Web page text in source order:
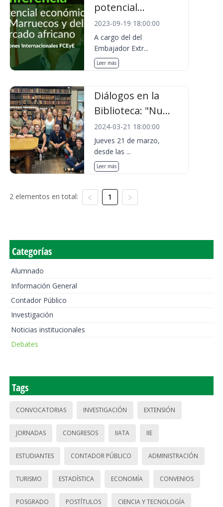
potencial...
2023-09-19 18:00:00
A cargo del del
Embajador Extr...
Leer más
Diálogos en la
Biblioteca: "Nu...
2024-03-21 18:00:00
Jueves 21 de marzo,
desde las ...
Leer más
2 elementos en total: 1
Categorías
Alumnado
Información General
Contador Público
Investigación
Noticias institucionales
Debates
Tags
CONVOCATORIAS INVESTIGACIÓN EXTENSIÓN
JORNADAS CONGRESOS IIATA IIE
ESTUDIANTES CONTADOR PÚBLICO ADMINISTRACIÓN
TURISMO ESTADÍSTICA ECONOMÍA CONVENIOS
POSGRADO POSTÍTULOS CIENCIA Y TECNOLOGÍA